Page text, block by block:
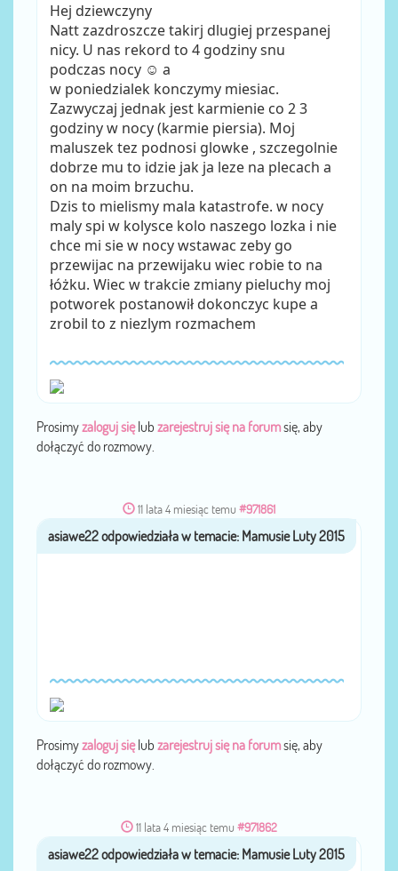
Hej dziewczyny
Natt zazdroszcze takirj dlugiej przespanej
nicy. U nas rekord to 4 godziny snu
podczas nocy ☺ a
w poniedzialek konczymy miesiac.
Zazwyczaj jednak jest karmienie co 2 3
godziny w nocy (karmie piersia). Moj
maluszek tez podnosi glowke , szczegolnie
dobrze mu to idzie jak ja leze na plecach a
on na moim brzuchu.
Dzis to mielismy mala katastrofe. w nocy
maly spi w kolysce kolo naszego lozka i nie
chce mi sie w nocy wstawac zeby go
przewijac na przewijaku wiec robie to na
łóżku. Wiec w trakcie zmiany pieluchy moj
potworek postanowił dokonczyc kupe a
zrobil to z niezlym rozmachem
Prosimyzaloguj sięlub zarejestruj się na forumsię, aby
dołączyć do rozmowy.
11 lata 4 miesiąc temu #971861
przezasiawe22
Prosimyzaloguj sięlub zarejestruj się na forumsię, aby
dołączyć do rozmowy.
11 lata 4 miesiąc temu #971862
przezasiawe22